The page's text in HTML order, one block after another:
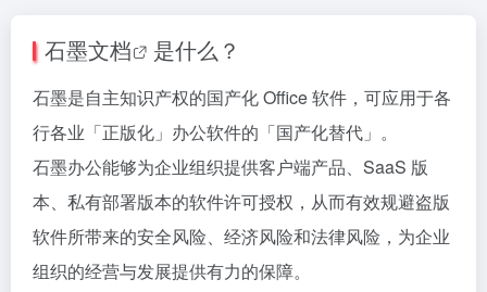
石墨文档 是什么？
石墨是自主知识产权的国产化 Office 软件，可应用于各
行各业「正版化」办公软件的「国产化替代」。
石墨办公能够为企业组织提供客户端产品、SaaS 版
本、私有部署版本的软件许可授权，从而有效规避盗版
软件所带来的安全风险、经济风险和法律风险，为企业
组织的经营与发展提供有力的保障。